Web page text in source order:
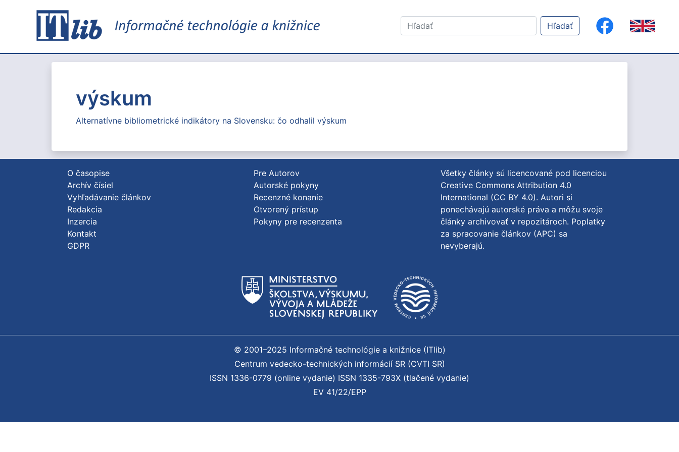
Hľadať
výskum
Alternatívne bibliometrické indikátory na Slovensku: čo odhalil výskum
O časopise
Archív čísiel
Vyhľadávanie článkov
Redakcia
Inzercia
Kontakt
GDPR
Pre Autorov
Autorské pokyny
Recenzné konanie
Otvorený prístup
Pokyny pre recenzenta
Všetky články sú licencované pod licenciou
Creative Commons Attribution 4.0
International (CC BY 4.0). Autori si
ponechávajú autorské práva a môžu svoje
články archivovať v repozitároch. Poplatky
za spracovanie článkov (APC) sa
nevyberajú.
© 2001–2025 Informačné technológie a knižnice (ITlib)
Centrum vedecko-technických informácií SR (CVTI SR)
ISSN 1336-0779 (online vydanie) ISSN 1335-793X (tlačené vydanie)
EV 41/22/EPP